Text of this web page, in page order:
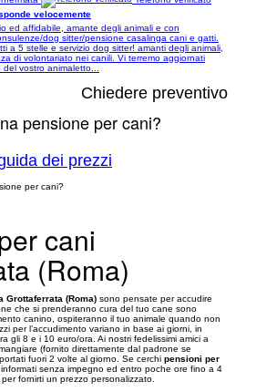
velocemente
ed affidabile, amante degli animali e con
dog sitter/pensione casalinga cani e gatti.
a 5 stelle e servizio dog sitter! amanti degli animali,
di volontariato nei canili. Vi terremo aggiornati
vostro animaletto...
Chiedere preventivo
pensione per cani?
dei prezzi
cani
(Roma)
Grottaferrata (Roma) sono pensate per accudire
che si prenderanno cura del tuo cane sono
canino, ospiteranno il tuo animale quando non
per l’accudimento variano in base ai giorni, in
gli 8 e i 10 euro/ora. Ai nostri fedelissimi amici a
(fornito direttamente dal padrone se
fuori 2 volte al giorno. Se cerchi pensioni per
, informati senza impegno ed entro poche ore fino a 4
fornirti un prezzo personalizzato.